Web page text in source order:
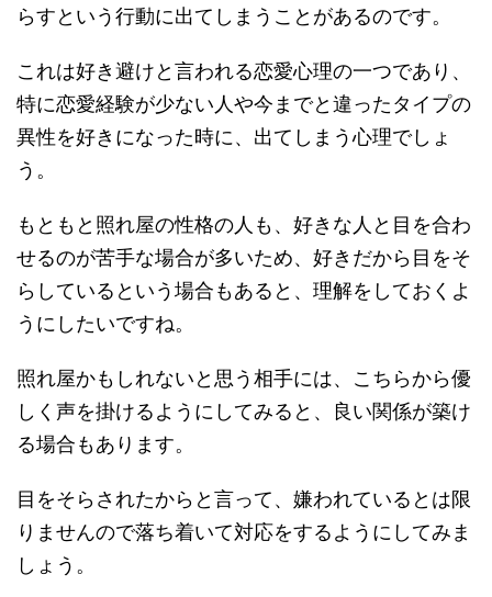
らすという行動に出てしまうことがあるのです。
これは好き避けと言われる恋愛心理の一つであり、
特に恋愛経験が少ない人や今までと違ったタイプの
異性を好きになった時に、出てしまう心理でしょ
う。
もともと照れ屋の性格の人も、好きな人と目を合わ
せるのが苦手な場合が多いため、好きだから目をそ
らしているという場合もあると、理解をしておくよ
うにしたいですね。
照れ屋かもしれないと思う相手には、こちらから優
しく声を掛けるようにしてみると、良い関係が築け
る場合もあります。
目をそらされたからと言って、嫌われているとは限
りませんので落ち着いて対応をするようにしてみま
しょう。